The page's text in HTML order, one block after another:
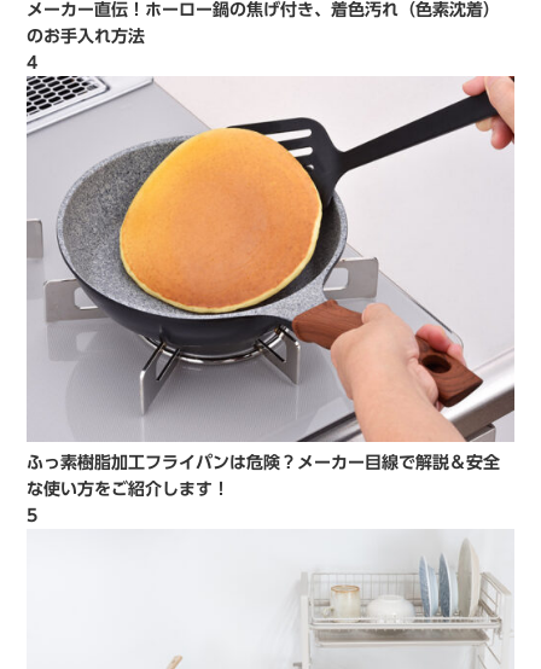
メーカー直伝！ホーロー鍋の焦げ付き、着色汚れ（色素沈着）
のお手入れ方法
4
ふっ素樹脂加工フライパンは危険？メーカー目線で解説＆安全
な使い方をご紹介します！
5